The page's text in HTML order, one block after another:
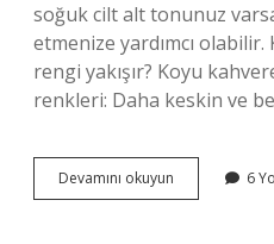
soğuk cilt alt tonunuz
etmenize yardımcı
rengi yakışır? Koyu
renkleri: Daha keskin ve
Devamını okuyun
Kestane
6